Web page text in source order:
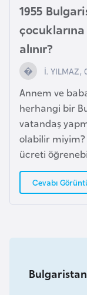
1955
alınır?
İ. YILMAZ,
Annem ve
herhangi bir
vatandaş
olabilir
ücreti
Cevabı
a
n
d
a
İ
n
g
i
l
t
r